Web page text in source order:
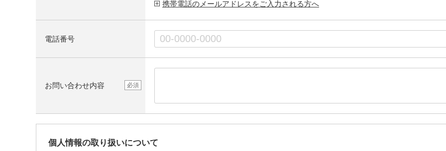
携帯電話のメールアドレスをご入力される方へ
電話番号
お問い合わせ内容 必須
個人情報の取り扱いについて